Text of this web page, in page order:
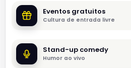
Eventos gratuitos
Cultura de entrada livre
Stand-up comedy
Humor ao vivo